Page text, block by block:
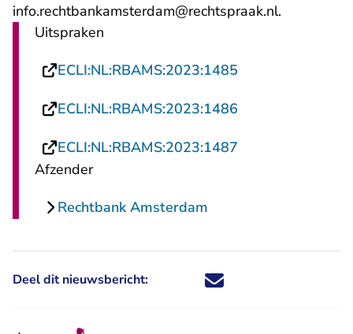
info.rechtbankamsterdam@rechtspraak.nl- U verlaat
.
Uitspraken
ECLI:NL:RBAMS:2023:1485
ECLI:NL:RBAMS:2023:1486
ECLI:NL:RBAMS:2023:1487
Afzender
Rechtbank Amsterdam
Deel dit nieuwsbericht: Deel dit nieuwsbericht via X -
Deel dit nieuwsbericht via
Deel dit nieuwsbericht
Deel dit